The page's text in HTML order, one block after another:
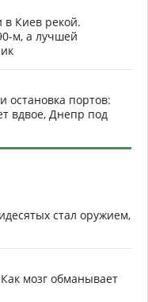
Киев рекой.
м, а лучшей
портов:
вдвое, Днепр под
стал оружием,
мозг обманывает